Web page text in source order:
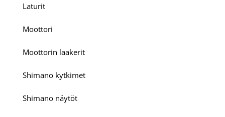
Laturit
Moottori
Moottorin laakerit
Shimano kytkimet
Shimano näytöt